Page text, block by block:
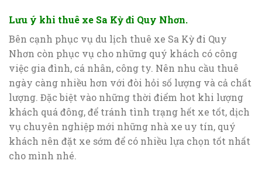
Lưu ý khi thuê xe Sa Kỳ đi Quy Nhơn.
Bên cạnh phục vụ du lịch thuê xe Sa Kỳ đi Quy
Nhơn còn phục vụ cho những quý khách có công
việc gia đình, cá nhân, công ty. Nên nhu cầu thuê
ngày càng nhiều hơn với đòi hỏi số lượng và cả chất
lượng. Đặc biệt vào những thời điểm hot khi lượng
khách quá đông, để tránh tình trạng hết xe tốt, dịch
vụ chuyên nghiệp mới những nhà xe uy tín, quý
khách nên đặt xe sớm để có nhiều lựa chọn tốt nhất
cho mình nhé.